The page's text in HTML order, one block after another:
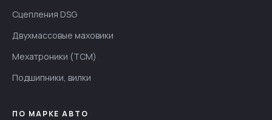
Сцепления DSG
Двухмассовые маховики
Мехатроники (TCM)
Подшипники, вилки
ПО МАРКЕ АВТО